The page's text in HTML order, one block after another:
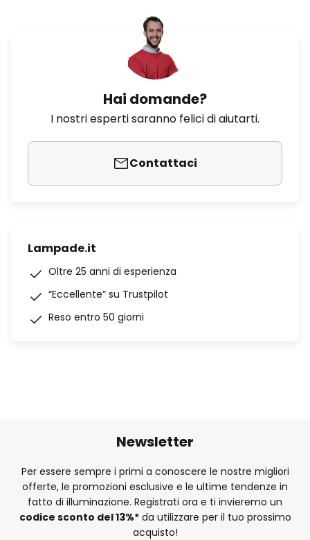
Hai domande?
I nostri esperti saranno felici di aiutarti.
Contattaci
Lampade.it
Oltre 25 anni di esperienza
“Eccellente” su Trustpilot
Reso entro 50 giorni
Newsletter
Per essere sempre i primi a conoscere le nostre migliori
offerte, le promozioni esclusive e le ultime tendenze in
fatto di illuminazione. Registrati ora e ti invieremo un
codice sconto del13%*da utilizzare per il tuo prossimo
acquisto!